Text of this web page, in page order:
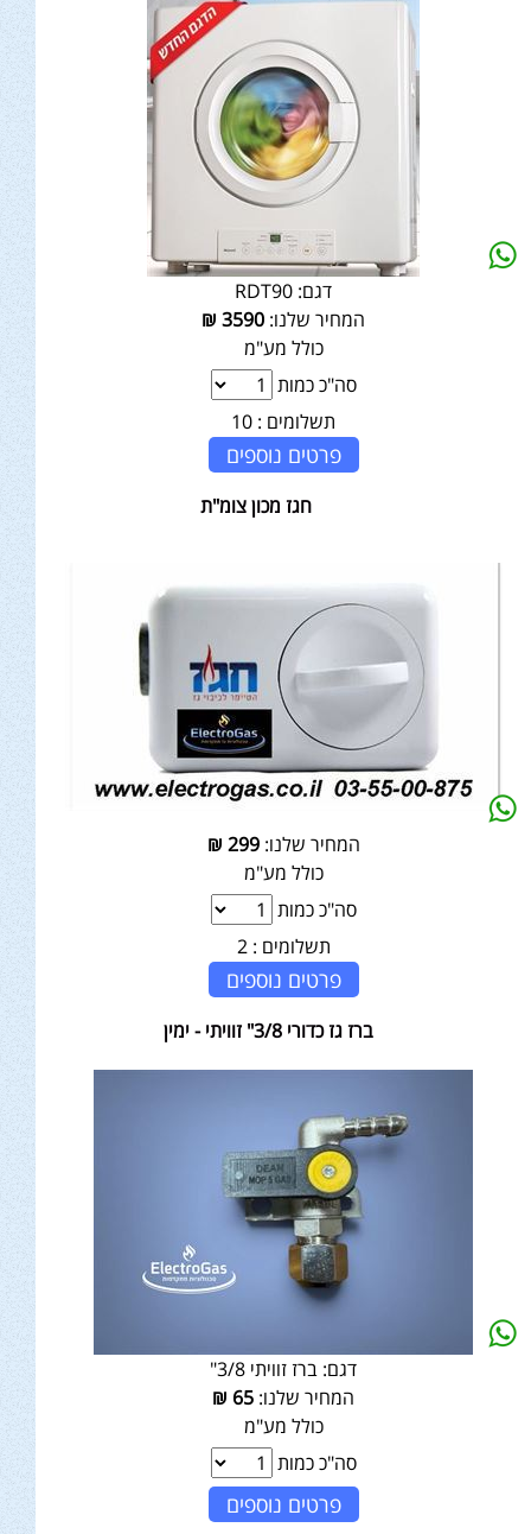
דגם: RDT90
המחיר שלנו: 3590
₪
כולל מע"מ
סה"כ כמות
תשלומים : 10
פרטים נוספים
חגז מכון צומ"ת
המחיר שלנו:299
₪
כולל מע"מ
סה"כ כמות
תשלומים : 2
פרטים נוספים
ברז גז כדורי 3/8" זוויתי - ימין
דגם: ברז זוויתי 3/8"
המחיר שלנו: 65
₪
כולל מע"מ
סה"כ כמות
פרטים נוספים